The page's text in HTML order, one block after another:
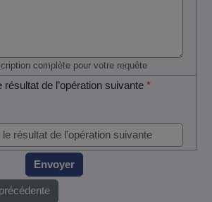
complète pour votre requête
résultat de l’opération suivante*
Envoyer